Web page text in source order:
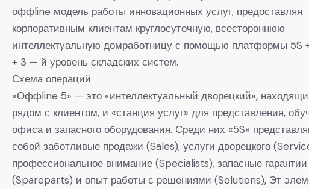
оффline модель работы инновационных услуг, предоставляя
корпоративным клиентам круглосуточную, всестороннюю
интеллектуальную домработницу с помощью платформы 5S
+ 3 — й уровень складских систем.
Схема операций
«Оффline 5» — это «интеллектуальный дворецкий»,
рядом с клиентом, и «станция услуг» для представления,
офиса и запасного оборудования. Среди них «5S»
собой заботливые продажи (Sales), услуги дворецкого
профессиональное внимание (Specialists), запасные гарантии
(Spareparts) и опыт работы с решениями (Solutions), Эт